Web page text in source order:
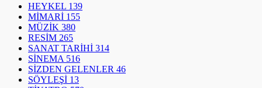
HEYKEL 139
MİMARİ 155
MÜZİK 380
RESİM 265
SANAT TARİHİ 314
SİNEMA 516
SİZDEN GELENLER 46
SÖYLEŞİ 13